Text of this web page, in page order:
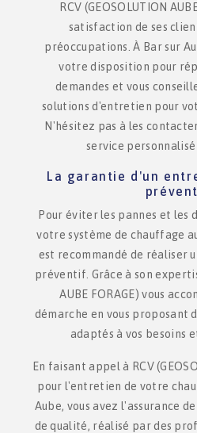
RCV (GEOSOLUTION
satisfaction de ses
préoccupations. À Bar sur
votre disposition pour
demandes et vous
solutions d'entretien pour
N'hésitez pas à les
service
La garantie d'un
Pour éviter les pannes et les
votre système de chauffage
est recommandé de réaliser
préventif. Grâce à son
AUBE FORAGE) vous
démarche en vous proposant
adaptés à vos besoins
En faisant appel à RCV
pour l'entretien de votre
Aube, vous avez l'assurance
de qualité, réalisé par des